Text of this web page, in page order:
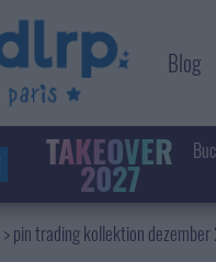
Blog
TAKEOVER
2027
>pin trading kollektion